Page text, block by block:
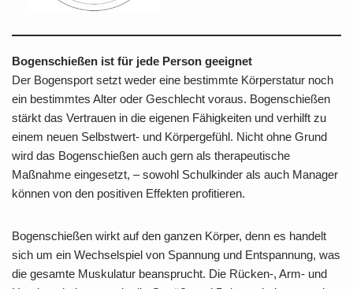
Bogenschießen ist für jede Person geeignet
Der Bogensport setzt weder eine bestimmte Körperstatur noch
ein bestimmtes Alter oder Geschlecht voraus. Bogenschießen
stärkt das Vertrauen in die eigenen Fähigkeiten und verhilft zu
einem neuen Selbstwert- und Körpergefühl. Nicht ohne Grund
wird das Bogenschießen auch gern als therapeutische
Maßnahme eingesetzt, – sowohl Schulkinder als auch Manager
können von den positiven Effekten profitieren.
Bogenschießen wirkt auf den ganzen Körper, denn es handelt
sich um ein Wechselspiel von Spannung und Entspannung, was
die gesamte Muskulatur beansprucht. Die Rücken-, Arm- und